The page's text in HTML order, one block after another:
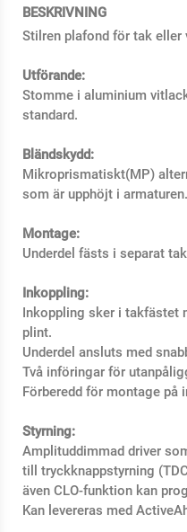
BESKRIVNING
Stilren plafond för tak eller
Utförande:
Stomme i aluminium
standard.
Bländskydd:
Mikroprismatiskt(MP)
som är upphöjt i armaturen.
Montage:
Underdel fästs i separat
Inkoppling:
Inkoppling sker i takfästet
plint.
Underdel ansluts med
Två införingar för
Förberedd för montage på
Styrning:
Amplituddimmad driver
till tryckknappstyrning
även CLO-funktion kan
Kan levereras med